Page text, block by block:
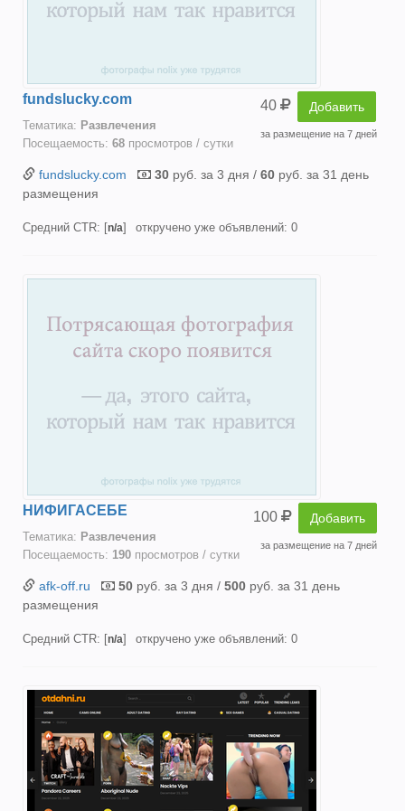
40 Добавить
за размещение на 7 дней
fundslucky.com
Тематика: Развлечения
Посещаемость: 68 просмотров / сутки
fundslucky.com 30 руб. за 3 дня / 60 руб. за 31 день
размещения
Средний CTR: [n/a] откручено уже объявлений: 0
100 Добавить
за размещение на 7 дней
НИФИГАСЕБЕ
Тематика: Развлечения
Посещаемость: 190 просмотров / сутки
afk-off.ru 50 руб. за 3 дня / 500 руб. за 31 день
размещения
Средний CTR: [n/a] откручено уже объявлений: 0